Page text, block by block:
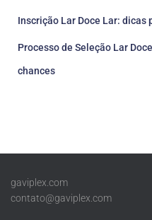
Inscrição Lar Doce Lar: dicas
Processo de Seleção Lar
chances
gaviplex.com
contato@gaviplex.com